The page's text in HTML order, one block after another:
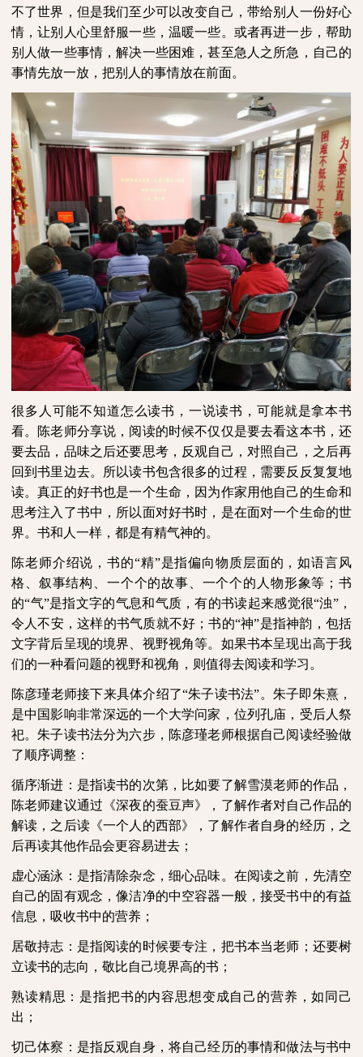
不了世界，但是我们至少可以改变自己，带给别人一份好心
情，让别人心里舒服一些，温暖一些。或者再进一步，帮助
别人做一些事情，解决一些困难，甚至急人之所急，自己的
事情先放一放，把别人的事情放在前面。
很多人可能不知道怎么读书，一说读书，可能就是拿本书
看。陈老师分享说，阅读的时候不仅仅是要去看这本书，还
要去品，品味之后还要思考，反观自己，对照自己，之后再
回到书里边去。所以读书包含很多的过程，需要反反复复地
读。真正的好书也是一个生命，因为作家用他自己的生命和
思考注入了书中，所以面对好书时，是在面对一个生命的世
界。书和人一样，都是有精气神的。
陈老师介绍说，书的“精”是指偏向物质层面的，如语言风
格、叙事结构、一个个的故事、一个个的人物形象等；书
的“气”是指文字的气息和气质，有的书读起来感觉很“浊”，
令人不安，这样的书气质就不好；书的“神”是指神韵，包括
文字背后呈现的境界、视野视角等。如果书本呈现出高于我
们的一种看问题的视野和视角，则值得去阅读和学习。
陈彦瑾老师接下来具体介绍了“朱子读书法”。朱子即朱熹，
是中国影响非常深远的一个大学问家，位列孔庙，受后人祭
祀。朱子读书法分为六步，陈彦瑾老师根据自己阅读经验做
了顺序调整：
循序渐进 ： 是指读书的次第，比如要了解雪漠老师的作品，
陈老师建议通过《深夜的蚕豆声》，了解作者对自己作品的
解读，之后读《一个人的西部》，了解作者自身的经历，之
后再读其他作品会更容易进去；
虚心涵泳 ： 是指清除杂念，细心品味。在阅读之前，先清空
自己的固有观念，像洁净的中空容器一般，接受书中的有益
信息，吸收书中的营养；
居敬持志 ： 是指阅读的时候要专注，把书本当老师；还要树
立读书的志向，敬比自己境界高的书；
熟读精思 ： 是指把书的内容思想变成自己的营养，如同己
出；
切己体察 ： 是指反观自身，将自己经历的事情和做法与书中